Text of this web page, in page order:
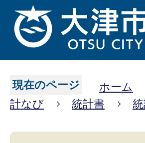
現在のページ ホーム
計なび
統計書